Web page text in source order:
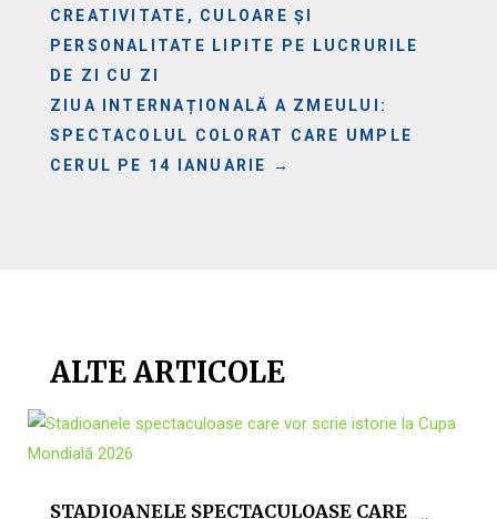
CREATIVITATE, CULOARE ȘI
PERSONALITATE LIPITE PE LUCRURILE
DE ZI CU ZI
ZIUA INTERNAȚIONALĂ A ZMEULUI:
SPECTACOLUL COLORAT CARE UMPLE
CERUL PE 14 IANUARIE
→
ALTE ARTICOLE
STADIOANELE SPECTACULOASE CARE